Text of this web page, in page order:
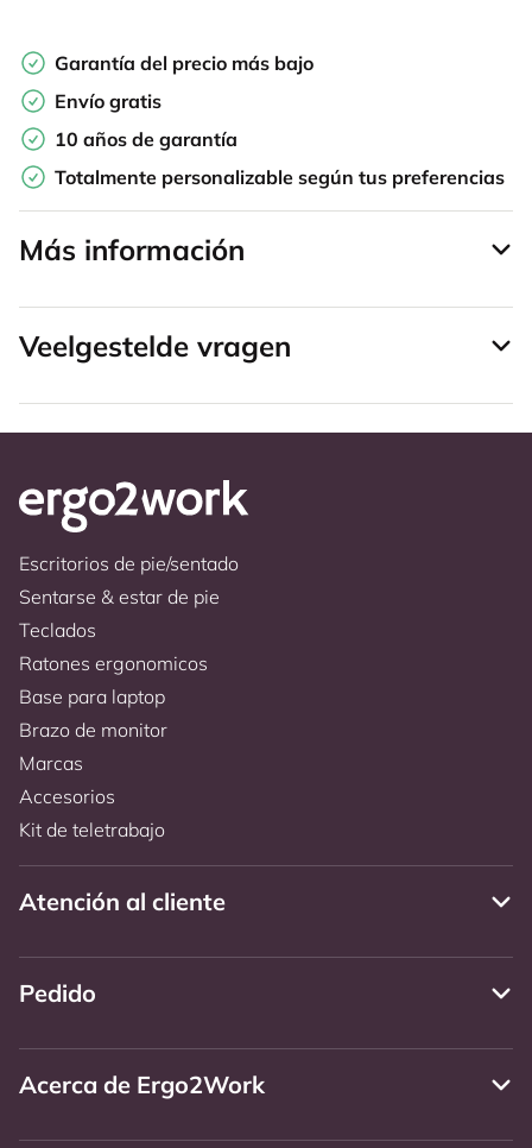
Garantía del precio más bajo
Envío gratis
10 años de garantía
Totalmente personalizable según tus preferencias
Más información
Veelgestelde vragen
Escritorios de pie/sentado
Sentarse & estar de pie
Teclados
Ratones ergonomicos
Base para laptop
Brazo de monitor
Marcas
Accesorios
Kit de teletrabajo
Atención al cliente
Pedido
Acerca de Ergo2Work